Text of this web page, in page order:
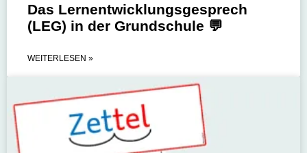
Das Lernentwicklungsgesprech
(LEG) in der Grundschule 💬
WEITERLESEN »